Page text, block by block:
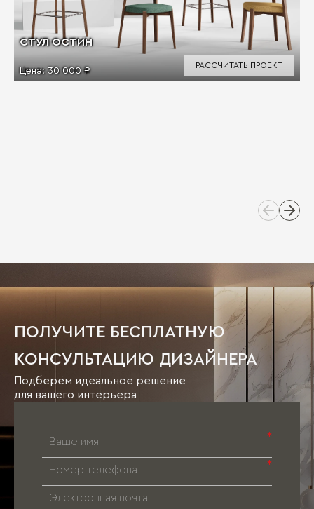
СТУЛ ОСТИН
Цена:30 000 ₽
РАССЧИТАТЬ ПРОЕКТ
ПОЛУЧИТЕ БЕСПЛАТНУЮ
КОНСУЛЬТАЦИЮ ДИЗАЙНЕРА
Подберём идеальное решение
для вашего интерьера
*
*